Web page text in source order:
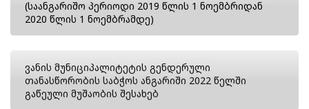
(საანგარიშო პერიოდი 2019 წლის 1 ნოემბრიდან
2020 წლის 1 ნოემბრამდე)
ვანის მუნიციპალიტეტის გენდერული
თანასწორობის საბჭოს ანგარიში 2022 წელში
გაწეული მუშაობის შესახებ